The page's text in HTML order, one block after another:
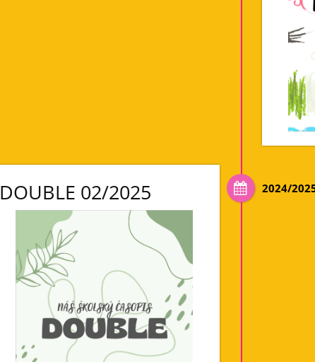
2024/
DOUBLE 02/2025